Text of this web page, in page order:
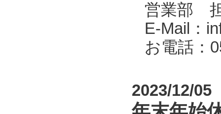
営業部
E-Mail：
お電話：
2023/12/05